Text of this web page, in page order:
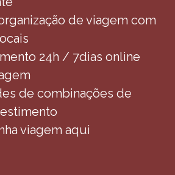
de viagem com
24h / 7dias online
de combinações de
viagem aqui